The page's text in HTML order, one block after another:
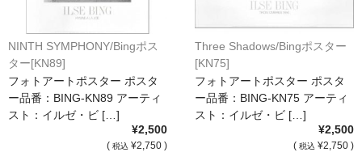
お買物ガイド
額縁の仕様
支払方法・送料・納期
NINTH SYMPHONY/Bingポス
ター[KN89]
フォトアートポスター ポスタ
ー品番：BING-KN89 アーティ
スト：イルゼ・ビ […]
¥2,500
( 税込 ¥2,750 )
Three Shadows/Bingポスター
[KN75]
フォトアートポスター ポスタ
ー品番：BING-KN75 アーティ
スト：イルゼ・ビ […]
¥2,500
( 税込 ¥2,750 )